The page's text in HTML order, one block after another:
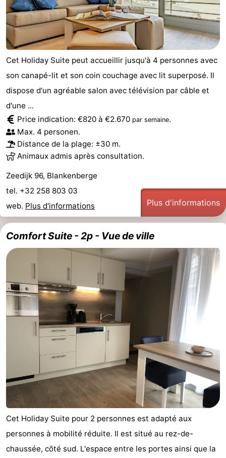
Cet Holiday Suite peut accueillir jusqu'à 4 personnes avec
son canapé-lit et son coin couchage avec lit superposé. Il
dispose d'un agréable salon avec télévision par câble et
d'une ...
Price indication: €820 à €2.670 par semaine.
Max. 4 personen.
Distance de la plage: ±30 m.
Animaux admis après consultation.
Zeedijk 96, Blankenberge
tel. +32 258 803 03
web. Plus d'informations Plus d'informations
Comfort Suite - 2p - Vue de ville
Cet Holiday Suite pour 2 personnes est adapté aux
personnes à mobilité réduite. Il est situé au rez-de-
chaussée, côté sud. L'espace entre les portes ainsi que la